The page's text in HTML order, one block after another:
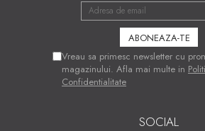
Vreau sa primesc newsletter cu
magazinului. Afla mai multe in
Confidentialitate
SOCIAL